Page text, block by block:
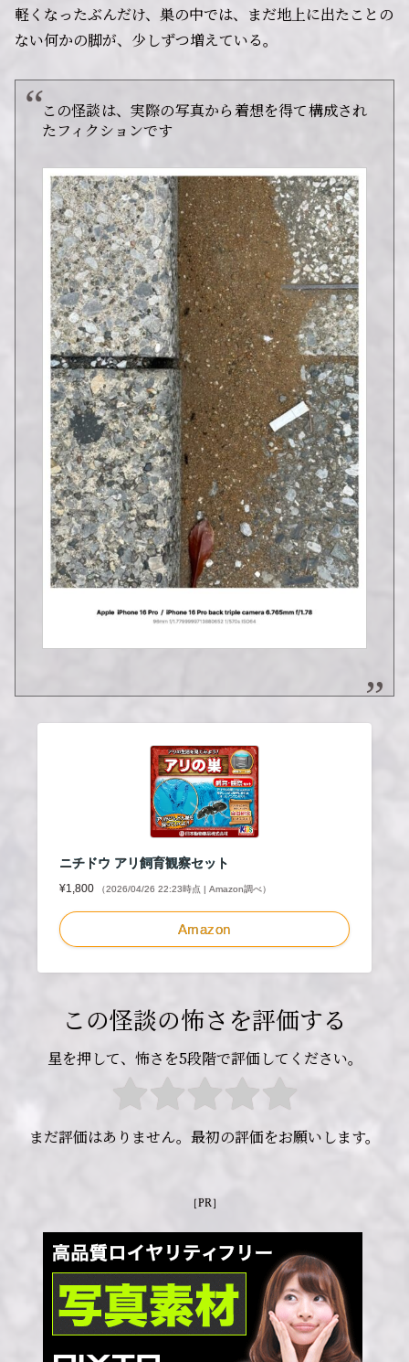
軽くなったぶんだけ、巣の中では、まだ地上に出たことの
ない何かの脚が、少しずつ増えている。
この怪談は、実際の写真から着想を得て構成され
たフィクションです
ニチドウ アリ飼育観察セット
¥1,800 （2026/04/26 22:23時点 | Amazon調べ）
Amazon
この怪談の怖さを評価する
星を押して、怖さを5段階で評価してください。
まだ評価はありません。最初の評価をお願いします。
［PR］